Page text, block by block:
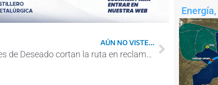
AÚN NO VISTE...
Estibadores de Deseado cortan la ruta en reclamo de más buques
Energía,